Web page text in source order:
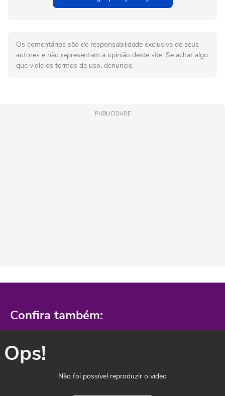
Os comentários são de responsabilidade exclusiva de seus
autores e não representam a opinião deste site. Se achar algo
que viole os termos de uso, denuncie.
PUBLICIDADE
Confira também:
Ops!
Não foi possível reproduzir o vídeo